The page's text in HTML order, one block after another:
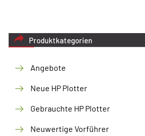
Produktkategorien
Angebote
Neue HP Plotter
Gebrauchte HP Plotter
Neuwertige Vorführer